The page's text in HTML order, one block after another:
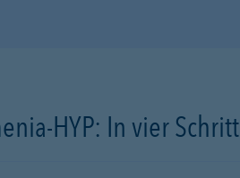
HYP: In vier